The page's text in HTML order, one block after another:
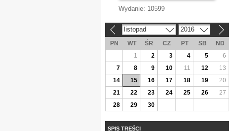
Wydanie: 10599
listopad 2016
PN WT ŚR CZ PT SB
ND
1
2 3 4 5
6
7
8 9 10 11 12
13
14
15 16 17 18 19
20
21
22 23 24 25 26
27
28
29 30
SPIS TREŚCI